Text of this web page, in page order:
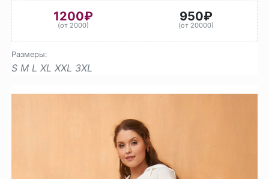
1200₽
(от 2000)
950₽
(от 20000)
Размеры:
S M L XL XXL 3XL